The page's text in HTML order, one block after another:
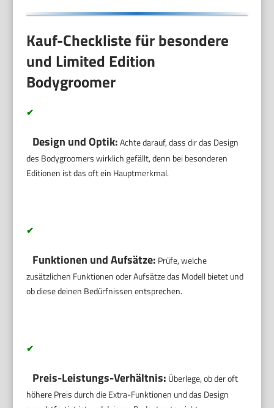
Kauf-Checkliste für besondere
und Limited Edition
Bodygroomer
✔
Design und Optik:Achte darauf, dass dir das Design
des Bodygroomers wirklich gefällt, denn bei besonderen
Editionen ist das oft ein Hauptmerkmal.
✔
Funktionen und Aufsätze: Prüfe, welche
zusätzlichen Funktionen oder Aufsätze das Modell bietet und
ob diese deinen Bedürfnissen entsprechen.
✔
Preis-Leistungs-Verhältnis: Überlege, ob der oft
höhere Preis durch die Extra-Funktionen und das Design